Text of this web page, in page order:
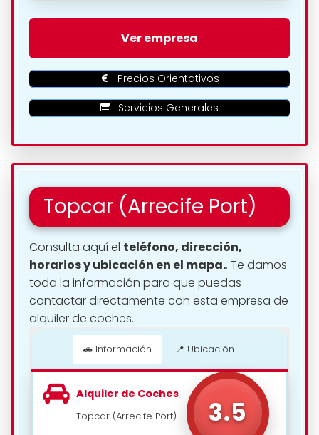
🗺️ Ubicación de Topcar
(Lanzarote Airport) en
Arrecife:
📍 Cómo llegar
Ver empresa
Precios Orientativos
Servicios Generales
Topcar (Arrecife Port)
Consulta aquí el teléfono, dirección,
horarios y ubicación en el mapa.. Te damos
toda la información para que puedas
contactar directamente con esta empresa de
alquiler de coches.
🚗 Información 📍 Ubicación
3.5
Alquiler de Coches
Topcar (Arrecife Port)